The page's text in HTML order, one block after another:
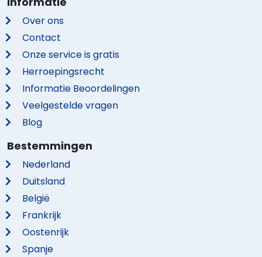
Over ons
Contact
Onze service is gratis
Herroepingsrecht
Informatie Beoordelingen
Veelgestelde vragen
Blog
Bestemmingen
Nederland
Duitsland
België
Frankrijk
Oostenrijk
Spanje